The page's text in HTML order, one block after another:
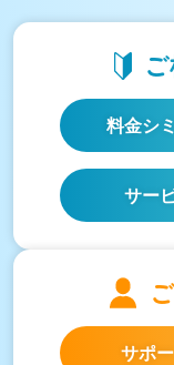
料金シ
サー
サポ